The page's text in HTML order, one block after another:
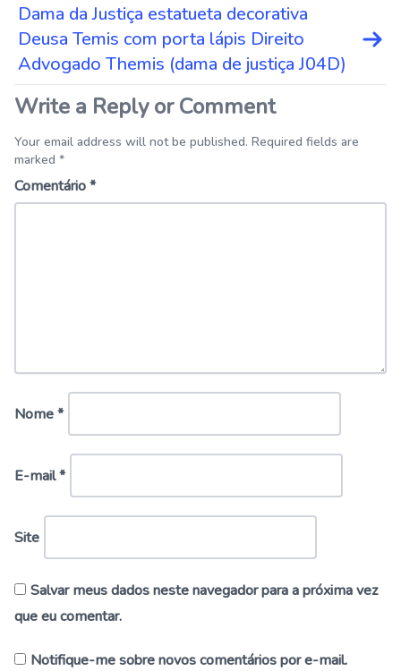
Dama da Justiça estatueta decorativa
Deusa Temis com porta lápis Direito
Advogado Themis (dama de justiça J04D)
Write a Reply or Comment
Your email address will not be published. Required fields are
marked *
Comentário*
Nome*
E-mail*
Site
Salvar meus dados neste navegador para a próxima vez
que eu comentar.
Notifique-me sobre novos comentários por e-mail.